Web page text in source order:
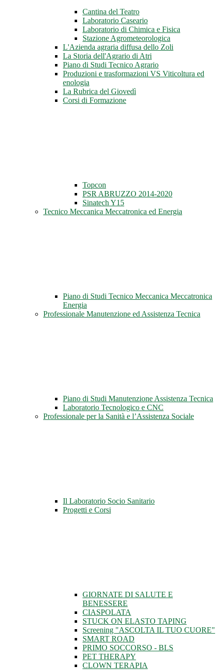
Cantina del Teatro
Laboratorio Caseario
Laboratorio di Chimica e Fisica
Stazione Agrometeorologica
L'Azienda agraria diffusa dello Zoli
La Storia dell'Agrario di Atri
Piano di Studi Tecnico Agrario
Produzioni e trasformazioni VS Viticoltura ed
enologia
La Rubrica del Giovedì
Corsi di Formazione
Topcon
PSR ABRUZZO 2014-2020
Sinatech Y15
Tecnico Meccanica Meccatronica ed Energia
Piano di Studi Tecnico Meccanica Meccatronica
Energia
Professionale Manutenzione ed Assistenza Tecnica
Piano di Studi Manutenzione Assistenza Tecnica
Laboratorio Tecnologico e CNC
Professionale per la Sanità e l’Assistenza Sociale
Il Laboratorio Socio Sanitario
Progetti e Corsi
GIORNATE DI SALUTE E
BENESSERE
CIASPOLATA
STUCK ON ELASTO TAPING
Screening "ASCOLTA IL TUO CUORE"
SMART ROAD
PRIMO SOCCORSO - BLS
PET THERAPY
CLOWN TERAPIA